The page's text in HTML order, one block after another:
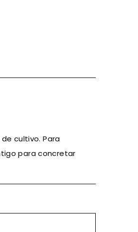
cultivo. Para
para concretar